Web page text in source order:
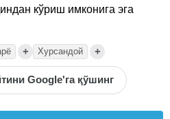
кўриш имконига эга
+ Хурсандой +
Google'га қўшинг